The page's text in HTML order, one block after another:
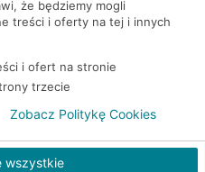
Wszelkie prawa zastrzeżone
że będziemy mogli
treści i oferty na tej i innych
i ofert na stronie
trzecie
wszystkie
Zobacz Politykę Cookies